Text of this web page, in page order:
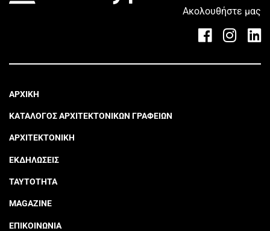
Ακολουθήστε μας
ΑΡΧΙΚΗ
ΚΑΤΑΛΟΓΟΣ ΑΡΧΙΤΕΚΤΟΝΙΚΩΝ ΓΡΑΦΕΙΩΝ
ΑΡΧΙΤΕΚΤΟΝΙΚΗ
ΕΚΔΗΛΩΣΕΙΣ
ΤΑΥΤΟΤΗΤΑ
MAGAZINE
ΕΠΙΚΟΙΝΩΝΙΑ